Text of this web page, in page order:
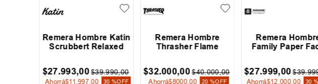
Remera Hombre Katin
Scrubbert Relaxed
$27.993,00 $39.990,00
Ahorrá$11 .997,00 30 %OFF
Remera Hombre
Thrasher Flame
$32.000,00 $40.000,00
Ahorrá$8000,00 20 %OFF
Remera
Family Paper
$27.999,00 $39.
Ahorrá$12 .000,00 30